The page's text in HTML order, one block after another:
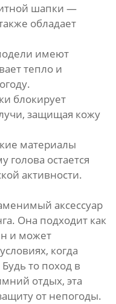
шапки —
обладает
имеют
тепло и
блокирует
защищая кожу
материалы
голова остается
активности.
аксессуар
Она подходит как
и может
когда
то поход в
отдых, эта
от непогоды.